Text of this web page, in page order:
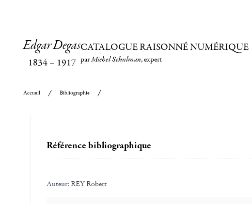
Edgar Degas
1834– 1917
CATALOGUE RAISONNÉ NUMÉRIQUE
parMichel Schulman, expert
Accueil Bibliographie
Référence bibliographique
Auteur: REY Robert